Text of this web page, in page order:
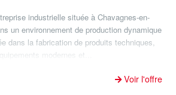
industrielle située à Chavagnes-en-
un environnement de production dynamique
dans la fabrication de produits techniques,
modernes et...
Voir l'offre